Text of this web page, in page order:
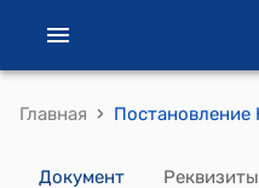
Главная ›
Документ Реквизиты